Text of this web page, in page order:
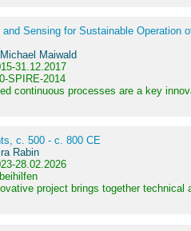
and Sensing for Sustainable Operation
Maiwald
31.12.2017
SPIRE-2014
continuous processes are a key
c. 500 - c. 800 CE
Rabin
28.02.2026
project brings together